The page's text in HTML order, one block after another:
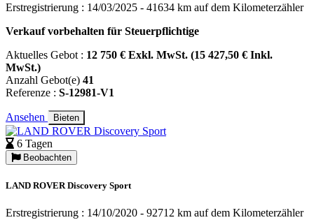
Erstregistrierung : 14/03/2025 - 41634 km auf dem Kilometerzähler
Verkauf vorbehalten für Steuerpflichtige
Aktuelles Gebot : 12 750 € Exkl. MwSt. (15 427,50 € Inkl.
MwSt.)
Anzahl Gebot(e) 41
Referenze : S-12981-V1
Ansehen Bieten
6 Tagen
Beobachten
LAND ROVER Discovery Sport
Erstregistrierung : 14/10/2020 - 92712 km auf dem Kilometerzähler